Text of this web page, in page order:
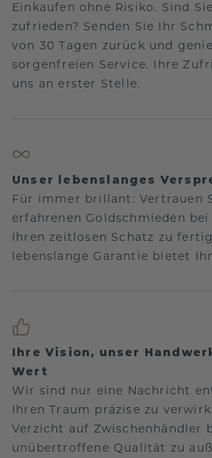
Einkaufen ohne Risiko. Sind
zufrieden? Senden Sie Ihr
von 30 Tagen zurück und
sorgenfreien Service. Ihre
uns an erster Stelle.
Unser lebenslanges
Für immer brillant: Vertrauen
erfahrenen Goldschmieden
Ihren zeitlosen Schatz zu
lebenslange Garantie bietet
Ihre Vision, unser
Wert
Wir sind nur eine Nachricht
Ihren Traum präzise zu
Verzicht auf Zwischenhändler
unübertroffene Qualität zu